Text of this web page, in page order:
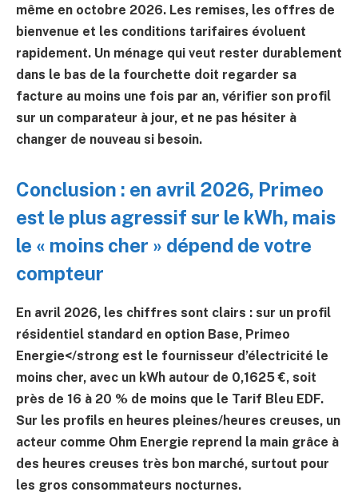
même en octobre 2026. Les remises, les offres de
bienvenue et les conditions tarifaires évoluent
rapidement. Un ménage qui veut rester durablement
dans le bas de la fourchette doit regarder sa
facture au moins une fois par an, vérifier son profil
sur un comparateur à jour, et ne pas hésiter à
changer de nouveau si besoin.
Conclusion : en avril 2026, Primeo
est le plus agressif sur le kWh, mais
le « moins cher » dépend de votre
compteur
En avril 2026, les chiffres sont clairs : sur un profil
résidentiel standard en option Base, Primeo
Energie</strong est le fournisseur d’électricité le
moins cher, avec un kWh autour de 0,1625 €, soit
près de 16 à 20 % de moins que le Tarif Bleu EDF.
Sur les profils en heures pleines/heures creuses, un
acteur comme Ohm Energie reprend la main grâce à
des heures creuses très bon marché, surtout pour
les gros consommateurs nocturnes.